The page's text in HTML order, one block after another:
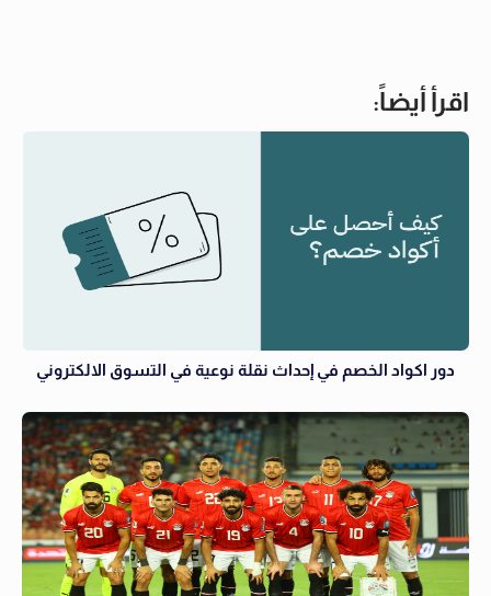
اقرأ أيضاً:
دور اكواد الخصم في إحداث نقلة نوعية في التسوق الالكتروني